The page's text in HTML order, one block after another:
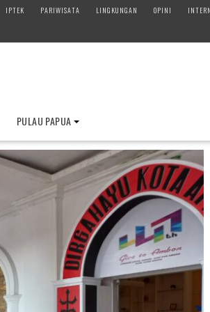
IPTEK PARIWISATA LINGKUNGAN OPINI
PULAU PAPUA